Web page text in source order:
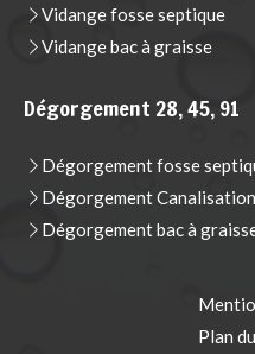
Vidange fosse septique
Vidange bac à graisse
Dégorgement 28, 45, 91
Dégorgement fosse
Dégorgement Canalisation
Dégorgement bac à
Plan